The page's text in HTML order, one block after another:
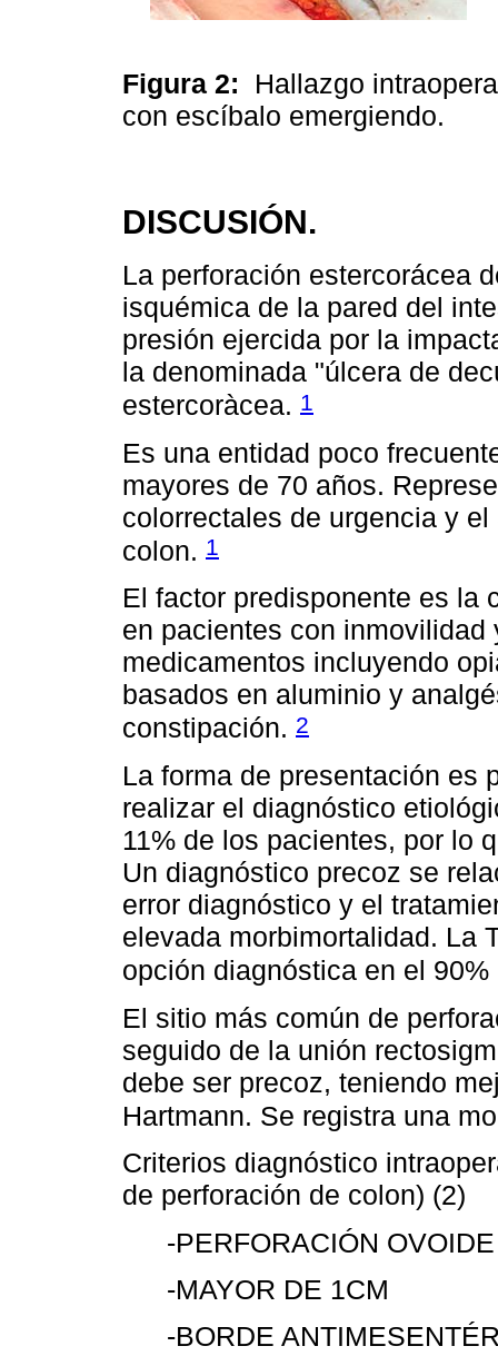
Figura 2: Hallazgo
con escíbalo emergiendo.
DISCUSIÓN.
La perforación estercorácea
isquémica de la pared del
presión ejercida por la
la denominada "úlcera de
estercoràcea. 1
Es una entidad poco
mayores de 70 años.
colorrectales de urgencia y
colon. 1
El factor predisponente es la
en pacientes con
medicamentos incluyendo
basados en aluminio y
constipación. 2
La forma de presentación es
realizar el diagnóstico
11% de los pacientes, por lo
Un diagnóstico precoz se
error diagnóstico y el
elevada morbimortalidad. La
opción diagnóstica en el
El sitio más común de
seguido de la unión
debe ser precoz, teniendo
Hartmann. Se registra una
Criterios diagnóstico
de perforación de colon) (2)
-PERFORACIÓN
-MAYOR DE 1CM
-BORDE